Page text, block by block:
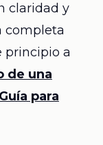
claridad y
completa
principio a
de una
para